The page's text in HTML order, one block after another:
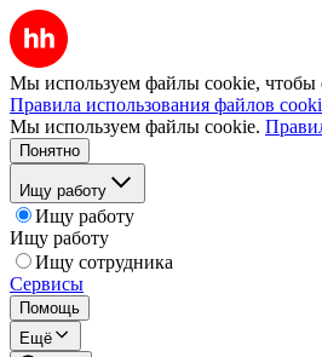
Мы используем файлы cookie, чтобы
Правила использования файлов
Мы используем файлы cookie.
Понятно
Ищу работу
Ищу работу
Ищу работу
Ищу сотрудника
Сервисы
Помощь
Ещё